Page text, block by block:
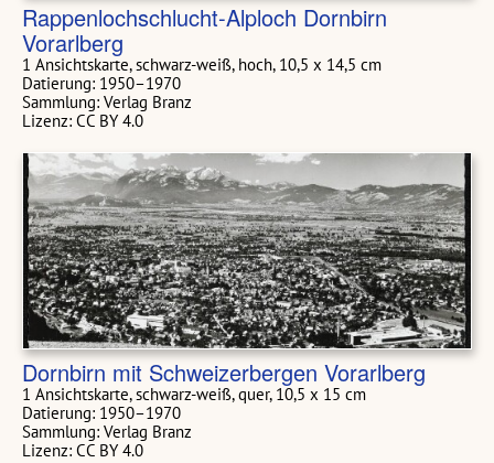
Rappenlochschlucht-Alploch Dornbirn
Vorarlberg
1 Ansichtskarte, schwarz-weiß, hoch, 10,5 x 14,5 cm
Datierung: 1950–1970
Sammlung: Verlag Branz
Lizenz: CC BY 4.0
Dornbirn mit Schweizerbergen Vorarlberg
1 Ansichtskarte, schwarz-weiß, quer, 10,5 x 15 cm
Datierung: 1950–1970
Sammlung: Verlag Branz
Lizenz: CC BY 4.0